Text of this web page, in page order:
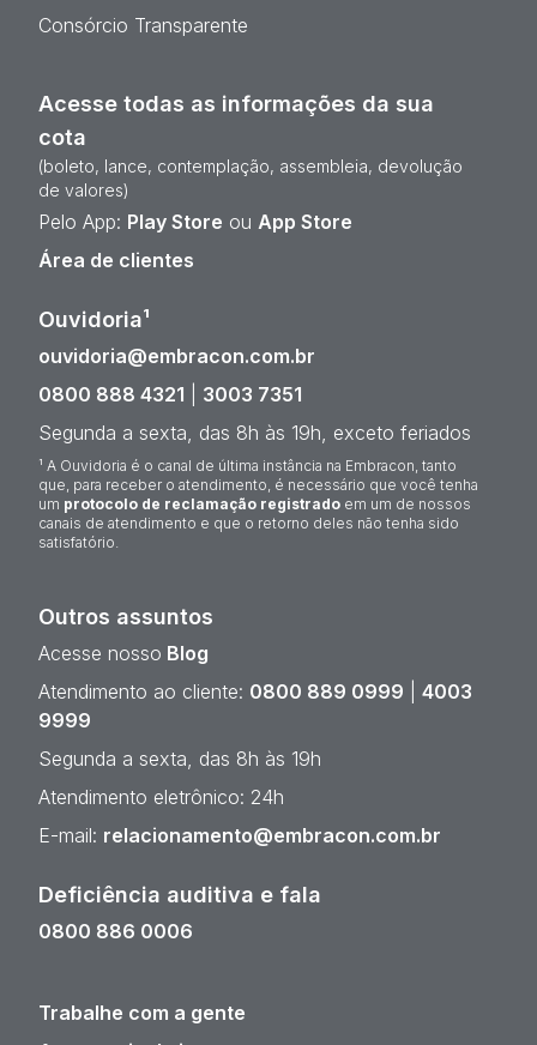
Consórcio Transparente
Acesse todas as informações da sua
cota
(boleto, lance, contemplação, assembleia, devolução
de valores)
Pelo App: Play Store ou App Store
Área de clientes
Ouvidoria¹
ouvidoria@embracon.com.br
0800 888 4321
3003 7351
Segunda a sexta, das 8h às 19h, exceto feriados
¹ A Ouvidoria é o canal de última instância na Embracon, tanto
que, para receber o atendimento, é necessário que você tenha
um protocolo de reclamação registrado em um de nossos
canais de atendimento e que o retorno deles não tenha sido
satisfatório.
Outros assuntos
Acesse nosso Blog
Atendimento ao cliente: 0800 889 0999
4003
9999
Segunda a sexta, das 8h às 19h
Atendimento eletrônico: 24h
E-mail: relacionamento@embracon.com.br
Deficiência auditiva e fala
0800 886 0006
Trabalhe com a gente